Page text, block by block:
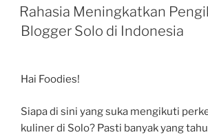
ON
Rahasia Meningkatkan
Blogger Solo di Indonesia
Hai Foodies!
Siapa di sini yang suka mengikuti
kuliner di Solo? Pasti banyak yang